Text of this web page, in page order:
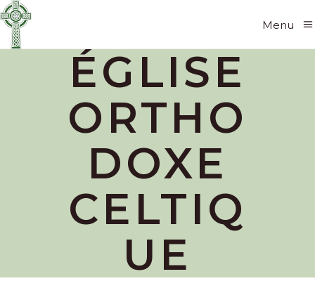
Menu
ÉGLISE
ORTHO
DOXE
CELTIQ
UE